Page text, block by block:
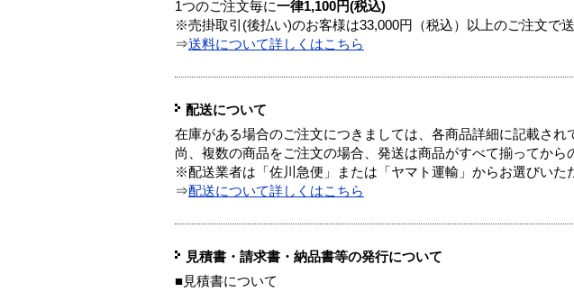
1つのご注文毎に一律1,100円(税込)
※売掛取引(後払い)のお客様は33,000円（税込）以上のご注文で送
⇒送料について詳しくはこちら
配送について
在庫がある場合のご注文につきましては、各商品詳細に記載され
尚、複数の商品をご注文の場合、発送は商品がすべて揃ってから
※配送業者は「佐川急便」または「ヤマト運輸」からお選びいた
⇒配送について詳しくはこちら
見積書・請求書・納品書等の発行について
■見積書について